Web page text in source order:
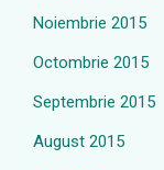
Noiembrie 2015
Octombrie 2015
Septembrie 2015
August 2015